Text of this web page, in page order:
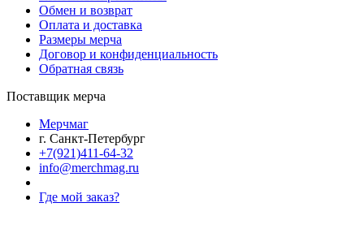
Обмен и возврат
Оплата и доставка
Размеры мерча
Договор и конфиденциальность
Обратная связь
Поставщик мерча
Мерчмаг
г. Санкт-Петербург
+7(921)411-64-32
info@merchmag.ru
Где мой заказ?